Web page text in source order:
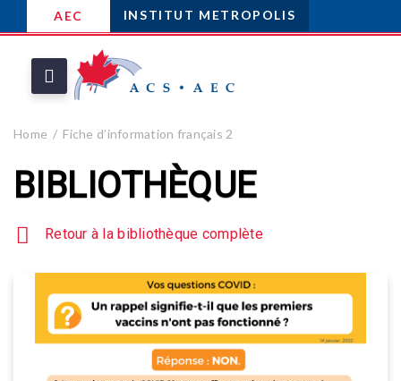
AEC INSTITUT METROPOLIS
Home Fiche d’information français 2
BIBLIOTHÈQUE
Retour à la bibliothèque complète